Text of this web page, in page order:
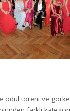
ödül töreni ve